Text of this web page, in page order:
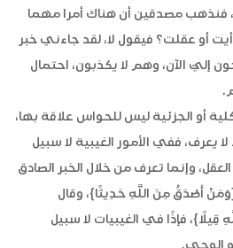
فنذهب مصدقين أن هناك أمرا مهما
أو عقلت؟ فيقول لا، لقد جاءني خبر
إليّ الآن، وهم لا يكذبون، احتمال
أو الجزئية ليس للحواس علاقة بها،
يعرف، ففي الأمور الغيبية لا سبيل
وإنما تعرف من خلال الخبر الصادق
أَصْدَقُ مِنَ اللَّهِ حَدِيثًا}، وقال
فإذًا في الغيبيات لا سبيل
الوحي.